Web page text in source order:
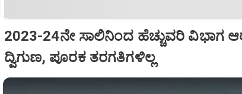
2023-24ನೇ ಸಾಲಿನಿಂದ ಹೆಚ್ಚುವರಿ ವಿಭಾಗ
ದ್ವಿಗುಣ, ಪೂರಕ ತರಗತಿಗಳಿಲ್ಲ